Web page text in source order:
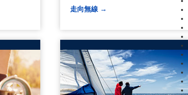
走向無線 →